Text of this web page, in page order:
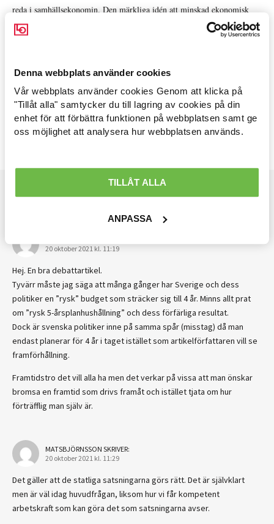
Denna webbplats använder cookies
Vår webbplats använder cookies Genom att klicka på
"Tillåt alla" samtycker du till lagring av cookies på din
enhet för att förbättra funktionen på webbplatsen samt ge
oss möjlighet att analysera hur webbplatsen används.
TILLÅT ALLA
ANPASSA
Arbetsmarknad »
Avtal löner & arbetsrätt »
Internationellt »
Välfärd »
Distriktsbloggare »
reda i samhällsekonomin. Den märkliga idén att minskad ekonomisk
aktivitet i dag skulle göra oss rikare i morgon måste skrotas.
möjlighet till ledig tid och förkovran utöver lönearbetet.
ekonomisk politik
5 svar på ”(S) måste ändra sin syn på den
ekonomiska politiken”
20 oktober 2021 kl. 11:19
Hej. En bra debattartikel.
Tyvärr måste jag säga att många gånger har Sverige och dess
politiker en ”rysk” budget som sträcker sig till 4 år. Minns allt prat
om ”rysk 5-årsplanhushållning” och dess förfärliga resultat.
Dock är svenska politiker inne på samma spår (misstag) då man
endast planerar för 4 år i taget istället som artikelförfattaren vill se
framförhållning.
Framtidstro det vill alla ha men det verkar på vissa att man önskar
bromsa en framtid som drivs framåt och istället tjata om hur
förträfflig man själv är.
MATSBJÖRNSSON SKRIVER:
20 oktober 2021 kl. 11:29
Det gäller att de statliga satsningarna görs rätt. Det är självklart
men är väl idag huvudfrågan, liksom hur vi får kompetent
arbetskraft som kan göra det som satsningarna avser.